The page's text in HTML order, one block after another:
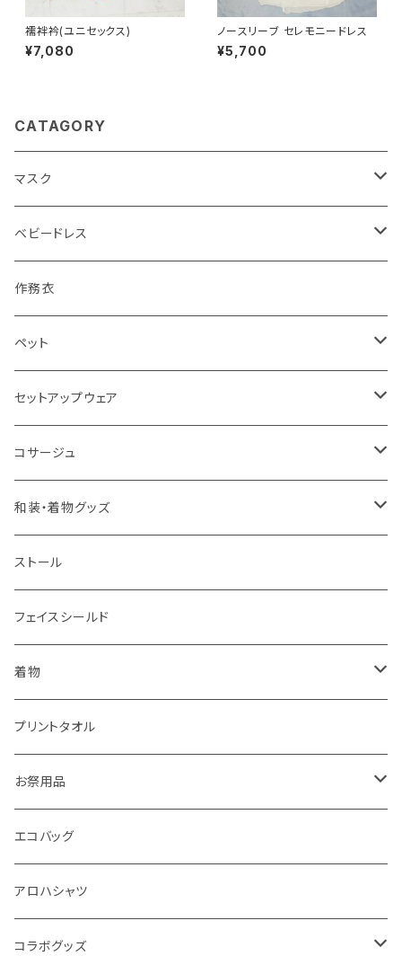
襦袢衿(ユニセックス)
¥7,080
ノースリーブ セレモニードレス
¥5,700
CATAGORY
マスク
シルク
裏シルク
綿
クールマックス(吸水速乾UVカットふわふわ)
クールマーベラス(ひんやり柔らか)
シンボイル(シワになりにくい吸水速乾)
こどもサイズ
抗菌防臭加工
パイピングマスク
マスクセット
ベビードレス
セレモニードレス
作務衣
ペット
ドッグウェア
キャリーバッグ
セットアップウェア
フレアパンツ
コサージュ
ブローチ
帯留め
髪留め
かんざし
和装・着物グッズ
重ね衿
足袋
襦袢
男 半襦袢 袖無し
反物
お仕立てセット
小物
マスクケース
羽織紐
巻帯
ストール
フェイスシールド
着物
浴衣
プリントタオル
お祭用品
手提げ
エコバッグ
アロハシャツ
コラボグッズ